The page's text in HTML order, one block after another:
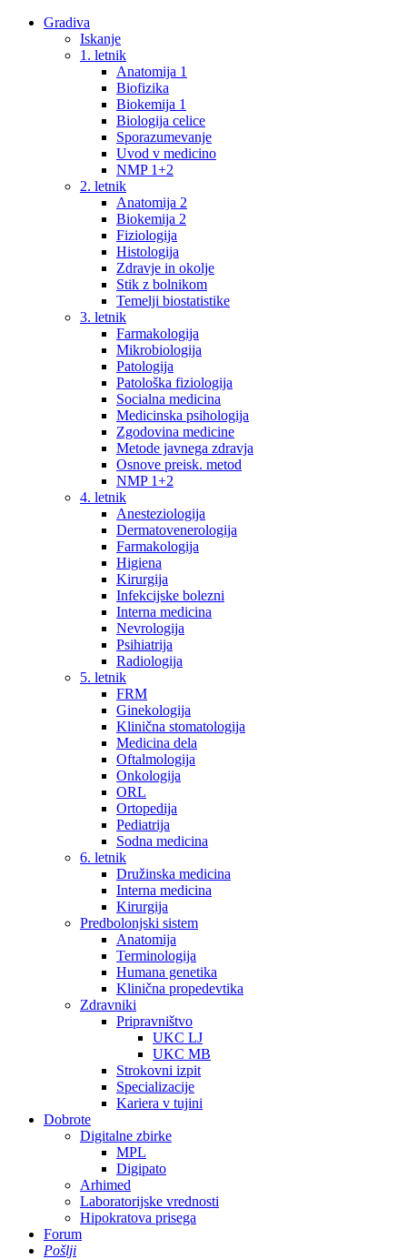
Gradiva
Iskanje
1. letnik
Anatomija 1
Biofizika
Biokemija 1
Biologija celice
Sporazumevanje
Uvod v medicino
NMP 1+2
2. letnik
Anatomija 2
Biokemija 2
Fiziologija
Histologija
Zdravje in okolje
Stik z bolnikom
Temelji biostatistike
3. letnik
Farmakologija
Mikrobiologija
Patologija
Patološka fiziologija
Socialna medicina
Medicinska psihologija
Zgodovina medicine
Metode javnega zdravja
Osnove preisk. metod
NMP 1+2
4. letnik
Anesteziologija
Dermatovenerologija
Farmakologija
Higiena
Kirurgija
Infekcijske bolezni
Interna medicina
Nevrologija
Psihiatrija
Radiologija
5. letnik
FRM
Ginekologija
Klinična stomatologija
Medicina dela
Oftalmologija
Onkologija
ORL
Ortopedija
Pediatrija
Sodna medicina
6. letnik
Družinska medicina
Interna medicina
Kirurgija
Predbolonjski sistem
Anatomija
Terminologija
Humana genetika
Klinična propedevtika
Zdravniki
Pripravništvo
UKC LJ
UKC MB
Strokovni izpit
Specializacije
Kariera v tujini
Dobrote
Digitalne zbirke
MPL
Digipato
Arhimed
Laboratorijske vrednosti
Hipokratova prisega
Forum
Pošlji